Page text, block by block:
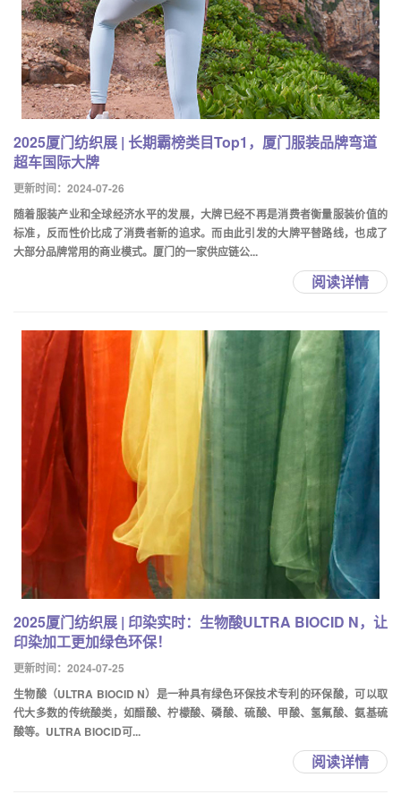
2025厦门纺织展 | 长期霸榜类目Top1，厦门服装品牌弯道
超车国际大牌
更新时间：2024-07-26
随着服装产业和全球经济水平的发展，大牌已经不再是消费者衡量服装价值的
标准，反而性价比成了消费者新的追求。而由此引发的大牌平替路线，也成了
大部分品牌常用的商业模式。厦门的一家供应链公...
阅读详情
2025厦门纺织展 | 印染实时：生物酸ULTRA BIOCID N，让
印染加工更加绿色环保！
更新时间：2024-07-25
生物酸（ULTRA BIOCID N）是一种具有绿色环保技术专利的环保酸，可以取
代大多数的传统酸类，如醋酸、柠檬酸、磷酸、硫酸、甲酸、氢氟酸、氨基硫
酸等。ULTRA BIOCID可...
阅读详情